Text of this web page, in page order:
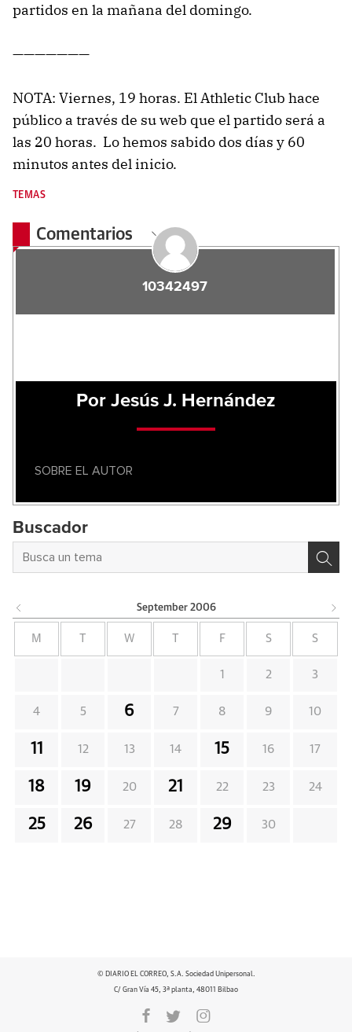
partidos en la mañana del domingo.
———————
NOTA: Viernes, 19 horas. El Athletic Club hace
público a través de su web que el partido será a
las 20 horas. Lo hemos sabido dos días y 60
minutos antes del inicio.
TEMAS
Comentarios
10342497
Por Jesús J. Hernández
SOBRE EL AUTOR
Buscador
September 2006
M W F S S
1 2 3
4 5 6 7 8 9 10
11 12 13 14 15 16 17
18 19 20 21 22 23 24
25 26 27 28 29 30
© DIARIO EL CORREO, S.A. Sociedad Unipersonal.
C/ Gran Vía 45, 3ª planta, 48011 Bilbao